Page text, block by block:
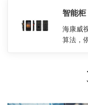
智能柜
海康威
算法，
种认
应用